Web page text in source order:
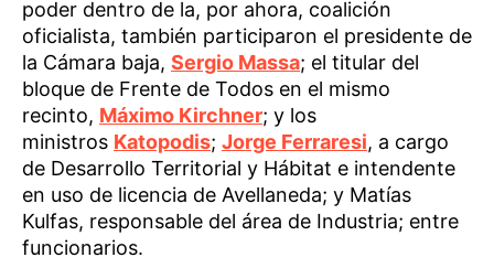
poder dentro de la, por ahora, coalición
oficialista, también participaron el presidente de
la Cámara baja, Sergio Massa; el titular del
bloque de Frente de Todos en el mismo
recinto, Máximo Kirchner; y los
ministros Katopodis; Jorge Ferraresi, a cargo
de Desarrollo Territorial y Hábitat e intendente
en uso de licencia de Avellaneda; y Matías
Kulfas, responsable del área de Industria; entre
funcionarios.